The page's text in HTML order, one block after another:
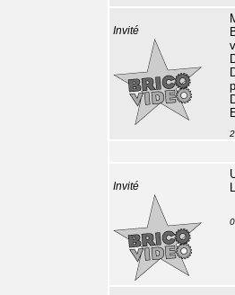
Invité
Invité